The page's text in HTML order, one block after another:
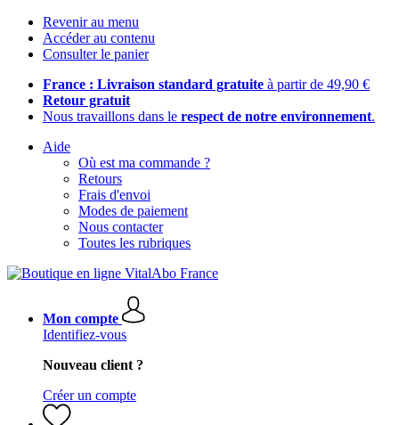
Revenir au menu
Accéder au contenu
Consulter le panier
France : Livraison standard gratuite à partir de 49,90 €
Retour gratuit
Nous travaillons dans le respect de notre environnement.
Aide
Où est ma commande ?
Retours
Frais d'envoi
Modes de paiement
Nous contacter
Toutes les rubriques
Mon compte
Identifiez-vous
Nouveau client ?
Créer un compte